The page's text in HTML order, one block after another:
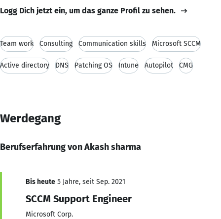
Logg Dich jetzt ein, um das ganze Profil zu sehen.
Team work Consulting Communication skills Microsoft SCCM
Active directory DNS Patching OS Intune Autopilot CMG
Werdegang
Berufserfahrung von Akash sharma
Bis heute 5 Jahre, seit Sep. 2021
SCCM Support Engineer
Microsoft Corp.